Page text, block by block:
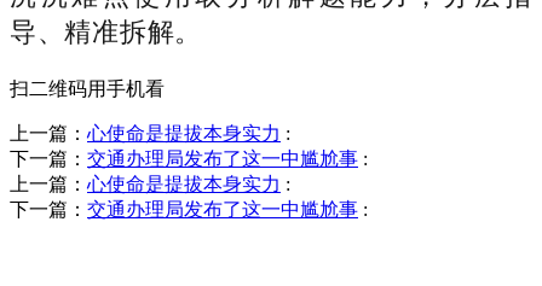
导、精准拆解。
扫二维码用手机看
上一篇： 心使命是提拔本身实力 :
下一篇： 交通办理局发布了这一中尴尬事 :
上一篇： 心使命是提拔本身实力 :
下一篇： 交通办理局发布了这一中尴尬事 :